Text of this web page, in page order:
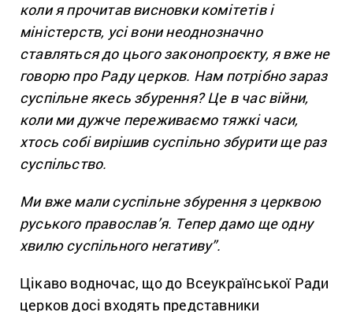
коли я прочитав висновки комітетів і
міністерств, усі вони неоднозначно
ставляться до цього законопроєкту, я вже не
говорю про Раду церков. Нам потрібно зараз
суспільне якесь збурення? Це в час війни,
коли ми дужче переживаємо тяжкі часи,
хтось собі вирішив суспільно збурити ще раз
суспільство.
Ми вже мали суспільне збурення з церквою
руського православ’я. Тепер дамо ще одну
хвилю суспільного негативу”.
Цікаво водночас, що до Всеукраїнської Ради
церков досі входять представники